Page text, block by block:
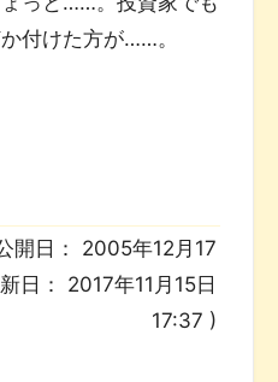
付けた方が……。
開日： 2005年12月17
日： 2017年11月15日
17:37 )